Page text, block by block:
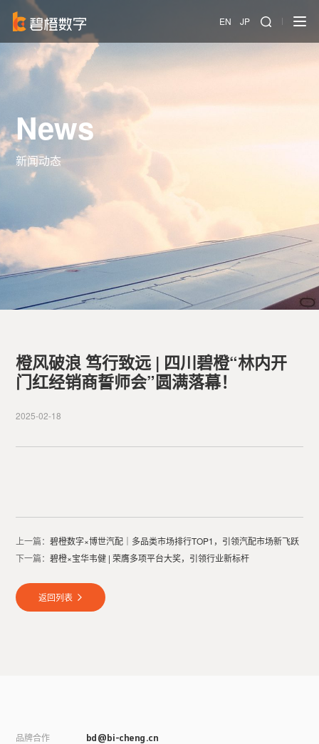
EN JP
News
新闻动态
橙风破浪 笃行致远 | 四川碧橙“林内开
门红经销商誓师会”圆满落幕！
2025-02-18
上一篇：碧橙数字×博世汽配｜多品类市场排行TOP1，引领汽配市场新飞跃
下一篇：碧橙×宝华韦健 | 荣膺多项平台大奖，引领行业新标杆
返回列表
品牌合作 bd@bi-cheng.cn